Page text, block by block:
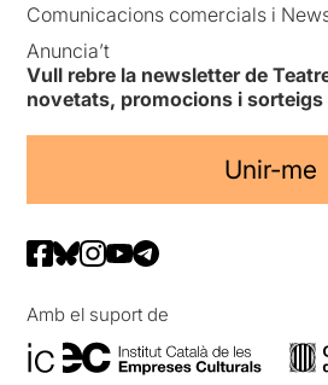
Comunicacions comercials i
Anuncia’t
Vull rebre la newsletter de
novetats, promocions i sorteigs
Unir-me
Amb el suport de